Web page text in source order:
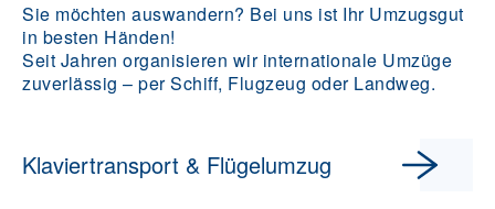
Sie möchten auswandern? Bei uns ist Ihr Umzugsgut
in besten Händen!
Seit Jahren organisieren wir internationale Umzüge
zuverlässig – per Schiff, Flugzeug oder Landweg.
Klaviertransport & Flügelumzug